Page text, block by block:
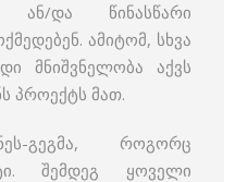
ან/და წინასწარი
ამიტომ, სხვა
მნიშვნელობა აქვს
პროექტს მათ.
გეგმა, როგორც
შემდეგ ყოველი